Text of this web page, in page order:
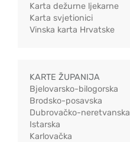
Karta dežurne ljekarne
Karta svjetionici
Vinska karta Hrvatske
KARTE ŽUPANIJA
Bjelovarsko-bilogorska
Brodsko-posavska
Dubrovačko-neretvanska
Istarska
Karlovačka